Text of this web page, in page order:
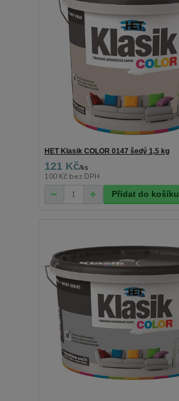
HET Klasik COLOR 0147 šedý 1,5 kg
121 Kč/ks
100 Kč bez DPH
Přidat do košíku